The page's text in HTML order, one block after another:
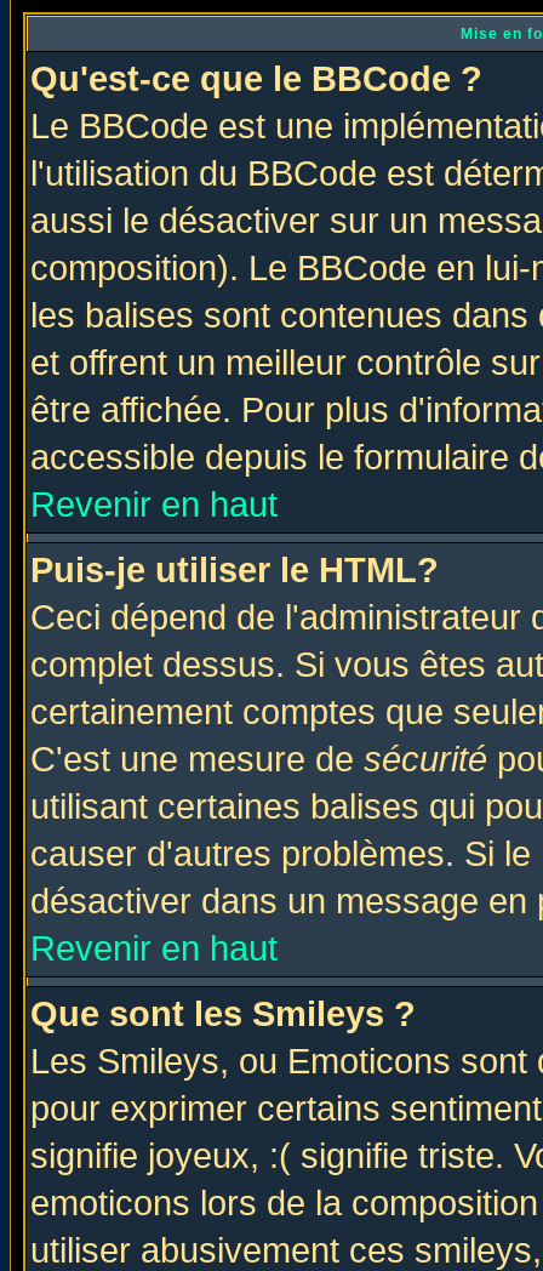
Mise en
Qu'est-ce que le BBCode ?
Le BBCode est une
l'utilisation du BBCode est
aussi le désactiver sur un
composition). Le BBCode en
les balises sont contenues
et offrent un meilleur contrôle
être affichée. Pour plus
accessible depuis le formulaire
Revenir en haut
Puis-je utiliser le HTML?
Ceci dépend de l'administrateur
complet dessus. Si vous êtes
certainement comptes que
C'est une mesure de sécurité
utilisant certaines balises qui
causer d'autres problèmes. Si
désactiver dans un message
Revenir en haut
Que sont les Smileys ?
Les Smileys, ou Emoticons
pour exprimer certains
signifie joyeux, :( signifie triste.
emoticons lors de la
utiliser abusivement ces